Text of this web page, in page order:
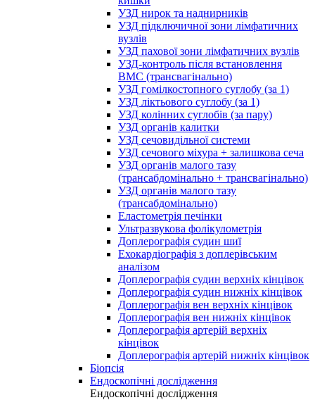
УЗД нирок та наднирників
УЗД підключичної зони лімфатичних
вузлів
УЗД пахової зони лімфатичних вузлів
УЗД-контроль після встановлення
ВМС (трансвагінально)
УЗД гомілкостопного суглобу (за 1)
УЗД ліктьового суглобу (за 1)
УЗД колінних суглобів (за пару)
УЗД органів калитки
УЗД сечовидільної системи
УЗД сечового міхура + залишкова сеча
УЗД органів малого тазу
(трансабдомінально + трансвагінально)
УЗД органів малого тазу
(трансабдомінально)
Еластометрія печінки
Ультразвукова фолікулометрія
Доплерографія судин шиї
Ехокардіографія з доплерівським
аналізом
Доплерографія судин верхніх кінцівок
Доплерографія судин нижніх кінцівок
Доплерографія вен верхніх кінцівок
Доплерографія вен нижніх кінцівок
Доплерографія артерій верхніх
кінцівок
Доплерографія артерій нижніх кінцівок
Біопсія
Ендоскопічні дослідження
Ендоскопічні дослідження